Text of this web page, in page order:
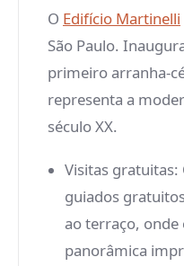
O Edifício Martinelli
São Paulo.
primeiro arranha-
representa a
século XX.
Visitas gratuitas:
guiados
ao terraço, onde
panorâmica